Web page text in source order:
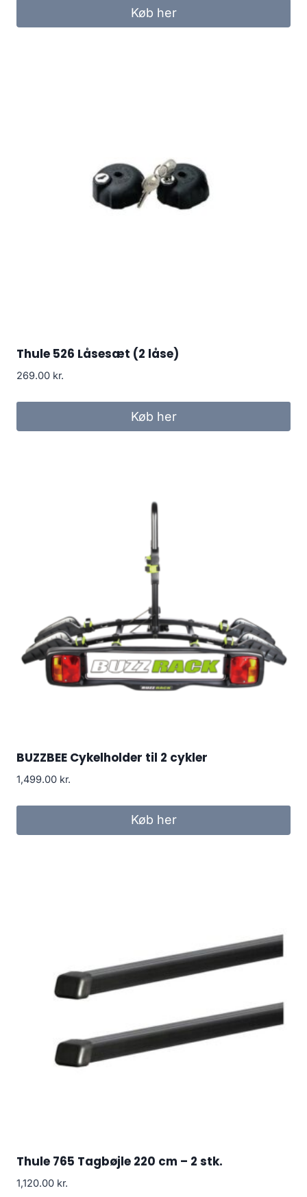
Køb her
Thule 526 Låsesæt (2 låse)
269.00 kr.
Køb her
BUZZBEE Cykelholder til 2 cykler
1,499.00 kr.
Køb her
Thule 765 Tagbøjle 220 cm – 2 stk.
1,120.00 kr.